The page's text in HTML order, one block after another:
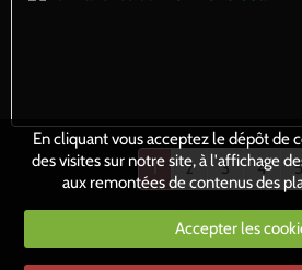
1 2 3 4 5
En cliquant vous acceptez le dépôt de
des visites sur notre site, à l'affichage
aux remontées de contenus des
Accepter les